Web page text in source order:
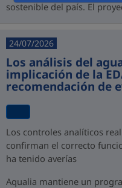
sostenible del país. El
24/07/2026
Los análisis del
implicación de la
recomendación de
Los controles analíticos
confirman el correcto
ha tenido averías
Aqualia mantiene un